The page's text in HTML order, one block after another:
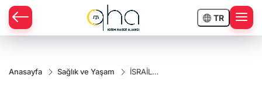
TR
Anasayfa Sağlık ve Yaşam
İSRAİL